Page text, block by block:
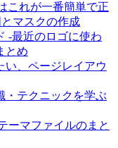
これが一番簡単で正
マスクの作成
-最近のロゴに使わ
とめ
い、ページレイアウ
・テクニックを学ぶ
ーマファイルのまと